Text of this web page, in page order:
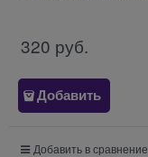
320 руб.
Добавить
Добавить в сравнение